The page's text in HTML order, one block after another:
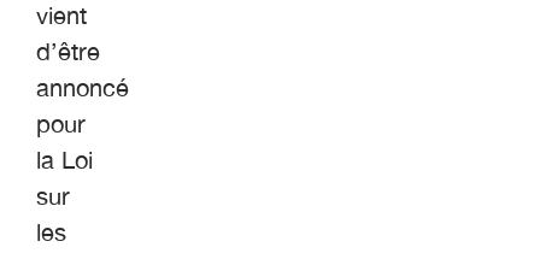
vient
d’être
annoncé
pour
la Loi
sur
les